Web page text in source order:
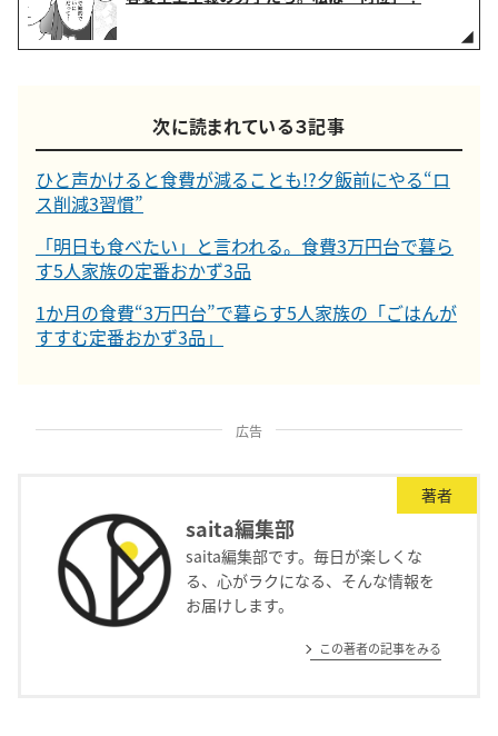
次に読まれている３記事
ひと声かけると食費が減ることも!?夕飯前にやる“ロ
ス削減3習慣”
「明日も食べたい」と言われる。食費3万円台で暮ら
す5人家族の定番おかず3品
1か月の食費“3万円台”で暮らす5人家族の「ごはんが
すすむ定番おかず3品」
広告
著者
saita編集部
saita編集部です。毎日が楽しくな
る、心がラクになる、そんな情報を
お届けします。
この著者の記事をみる